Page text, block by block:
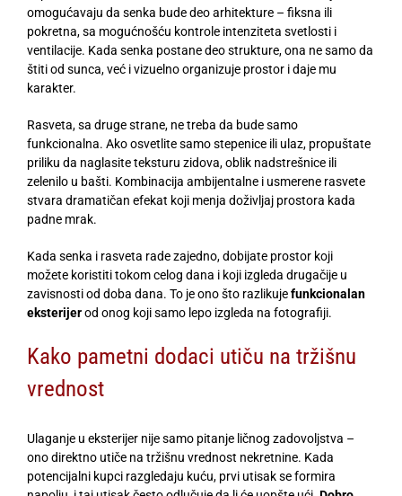
omogućavaju da senka bude deo arhitekture – fiksna ili
pokretna, sa mogućnošću kontrole intenziteta svetlosti i
ventilacije. Kada senka postane deo strukture, ona ne samo da
štiti od sunca, već i vizuelno organizuje prostor i daje mu
karakter.
Rasveta, sa druge strane, ne treba da bude samo
funkcionalna. Ako osvetlite samo stepenice ili ulaz, propuštate
priliku da naglasite teksturu zidova, oblik nadstrešnice ili
zelenilo u bašti. Kombinacija ambijentalne i usmerene rasvete
stvara dramatičan efekat koji menja doživljaj prostora kada
padne mrak.
Kada senka i rasveta rade zajedno, dobijate prostor koji
možete koristiti tokom celog dana i koji izgleda drugačije u
zavisnosti od doba dana. To je ono što razlikujefunkcionalan
eksterijerod onog koji samo lepo izgleda na fotografiji.
Kako pametni dodaci utiču na tržišnu
vrednost
Ulaganje u eksterijer nije samo pitanje ličnog zadovoljstva –
ono direktno utiče na tržišnu vrednost nekretnine. Kada
potencijalni kupci razgledaju kuću, prvi utisak se formira